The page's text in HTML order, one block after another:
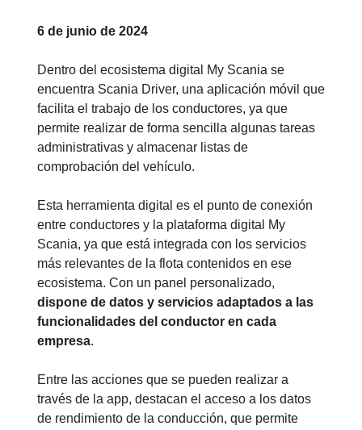
6 de junio de 2024
Dentro del ecosistema digital My Scania se
encuentra Scania Driver, una aplicación móvil que
facilita el trabajo de los conductores, ya que
permite realizar de forma sencilla algunas tareas
administrativas y almacenar listas de
comprobación del vehículo.
Esta herramienta digital es el punto de conexión
entre conductores y la plataforma digital My
Scania, ya que está integrada con los servicios
más relevantes de la flota contenidos en ese
ecosistema. Con un panel personalizado,
dispone de datos y servicios adaptados a las
funcionalidades del conductor en cada
empresa.
Entre las acciones que se pueden realizar a
través de la app, destacan el acceso a los datos
de rendimiento de la conducción, que permite